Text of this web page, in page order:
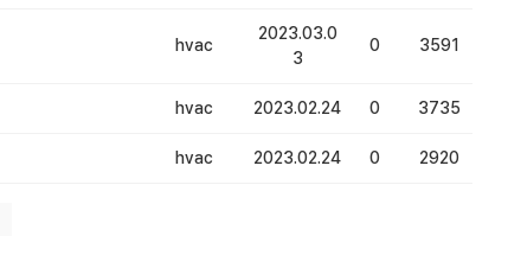
hvac
2023.03.0
3
0 3591
hvac 2023.02.24 0 3735
hvac 2023.02.24 0 2920